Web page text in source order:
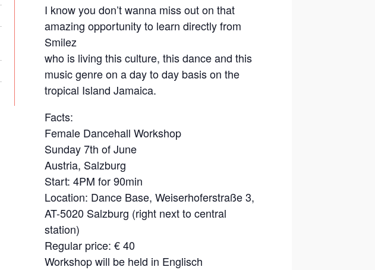
I know you don’t wanna miss out on that
amazing opportunity to learn directly from
Smilez
who is living this culture, this dance and this
music genre on a day to day basis on the
tropical Island Jamaica.
Facts:
Female Dancehall Workshop
Sunday 7th of June
Austria, Salzburg
Start: 4PM for 90min
Location: Dance Base, Weiserhoferstraße 3,
AT-5020 Salzburg (right next to central
station)
Regular price: € 40
Workshop will be held in Englisch